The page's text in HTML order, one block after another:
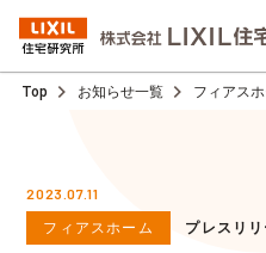
Top お知らせ一覧 フィアス
2023.07.11
フィアスホーム プレスリリ